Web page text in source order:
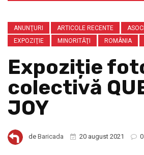
ANUNŢURI ARTICOLE RECENTE
EXPOZIŢIE
MINORITĂŢI ROMÂNIA
Expoziție
colectivă
JOY
de Baricada 20 august 2021 0